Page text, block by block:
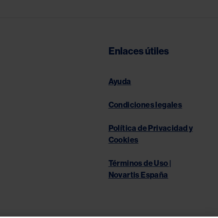
Enlaces útiles
Ayuda
Condiciones legales
Política de Privacidad y
Cookies
Términos de Uso |
Novartis España